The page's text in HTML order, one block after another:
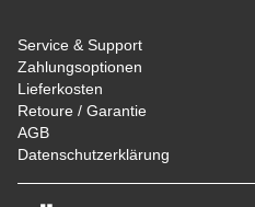
Service & Support
Zahlungsoptionen
Lieferkosten
Retoure / Garantie
AGB
Datenschutzerklärung